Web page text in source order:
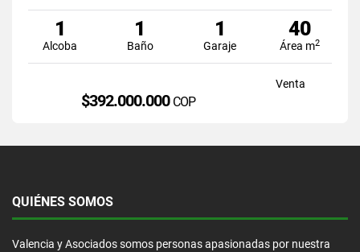
1
Alcoba
1
Baño
1
Garaje
40
Área m2
Venta
$392.000.000 COP
QUIÉNES SOMOS
Valencia y Asociados somos personas apasionadas por nuestra